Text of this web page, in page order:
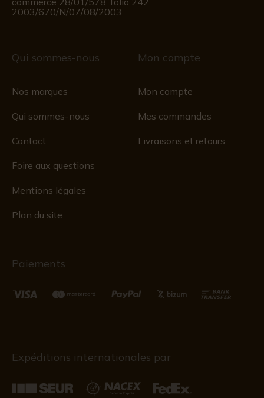
2003/670/N/07/08/2003
Qui sommes-nous
Nos marques
Qui sommes-nous
Contact
Foire aux questions
Mentions légales
Plan du site
Mon compte
Mon compte
Mes commandes
Livraisons et retours
Paiements
Expéditions internationales par